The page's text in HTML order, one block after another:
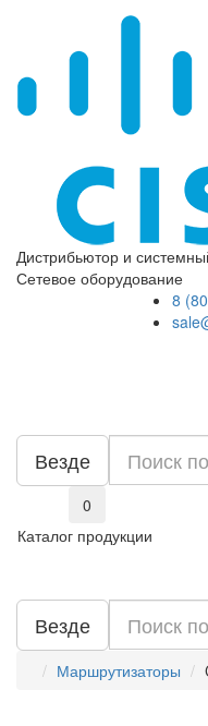
Дистрибьютор и
Сетевое оборудование
8
Везде
0
Каталог продукции
Везде
Маршрутизаторы